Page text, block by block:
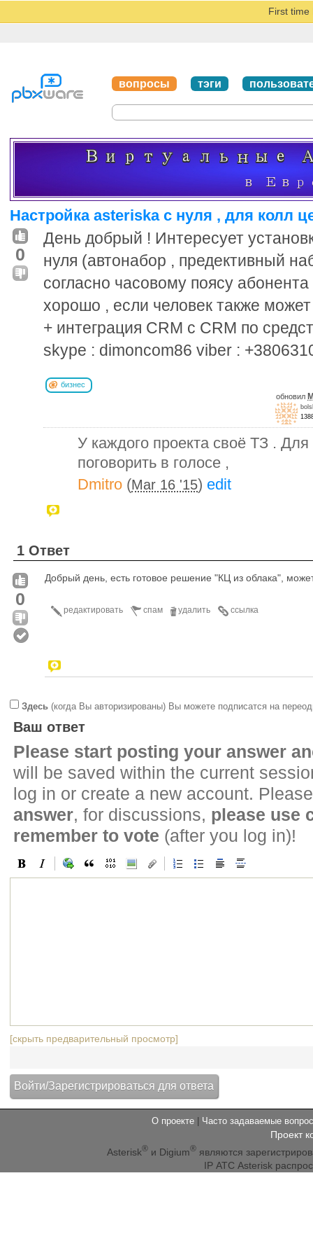
First time
вопросы тэги
Настройка asteriska с нуля , для колл
0
День добрый ! Интересует
нуля (автонабор , предективный
согласно часовому поясу
хорошо , если человек также может
+ интеграция CRM с CRM по
skype : dimoncom86 viber :
бизнес
обновил
У каждого проекта своё ТЗ .
поговорить в голосе ,
Dmitro (Mar 16 '15) edit
1 Ответ
0
Добрый день, есть готовое решение "КЦ из облака",
ссылка
удалить
спам
редактировать
Здесь (когда Вы авторизированы) Вы можете подписатся на
Ваш ответ
Please start posting your answer
will be saved within the current
log in or create a new account.
answer, for discussions, please use
remember to vote (after you log in)!
[скрыть предварительный просмотр]
О проекте Часто задаваемые
Проект
Asterisk® и Digium® являются
IP АТС Asterisk